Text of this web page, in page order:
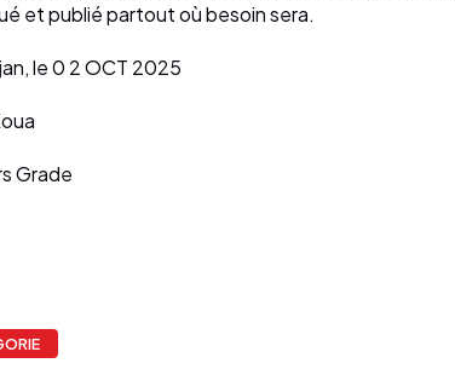
et publié partout où besoin sera.
le 0 2 OCT 2025
Grade